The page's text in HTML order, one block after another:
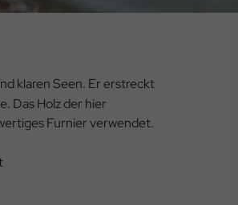
klaren Seen. Er erstreckt
Das Holz der hier
Furnier verwendet.